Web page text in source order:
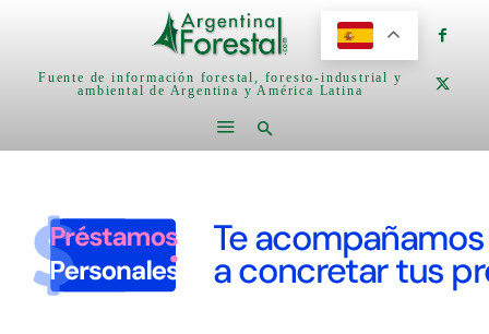
Fuente de información forestal, foresto-industrial y
ambiental de Argentina y América Latina